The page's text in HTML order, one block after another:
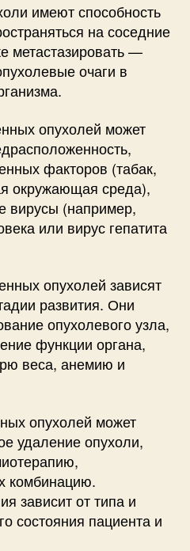
имеют способность
на соседние
метастазировать —
очаги в
опухолей может
факторов (табак,
окружающая среда),
вирусы (например,
или вирус гепатита
опухолей зависят
развития. Они
опухолевого узла,
функции органа,
веса, анемию и
опухолей может
удаление опухоли,
комбинацию.
зависит от типа и
состояния пациента и